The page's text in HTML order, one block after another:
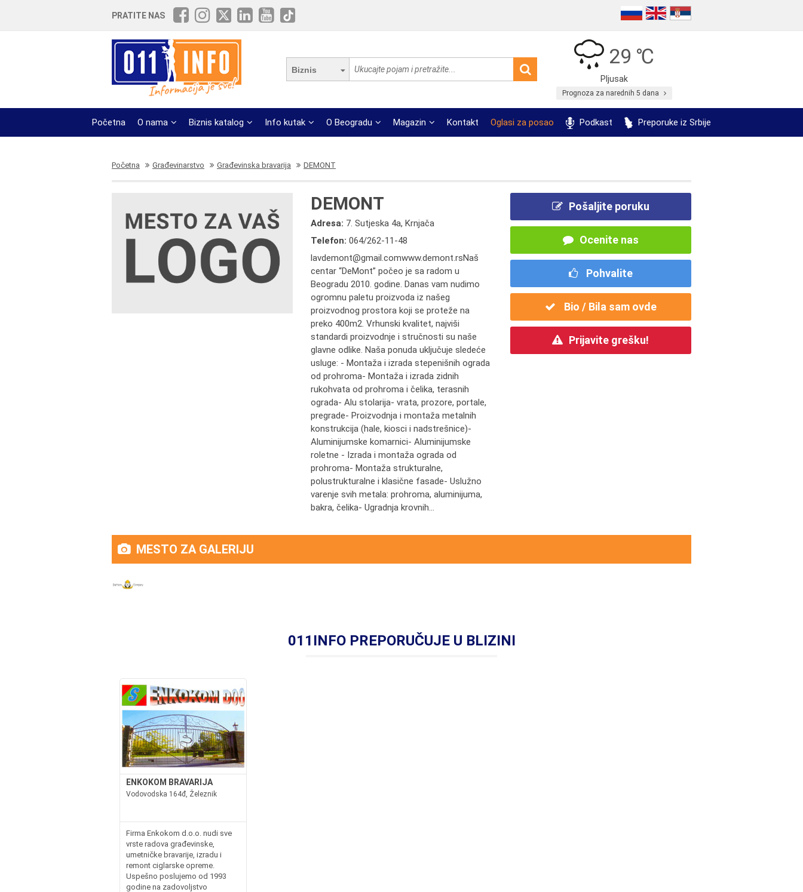
PRATITE NAS
Biznis
29 ℃
Pljusak
Prognoza za narednih 5 dana
Početna O nama Biznis katalog Info kutak O Beogradu Magazin Kontakt Oglasi za posao Podkast Preporuke iz Srbije
Početna Građevinarstvo Građevinska bravarija DEMONT
DEMONT
Adresa: 7. Sutjeska 4a, Krnjača
Telefon:064/262-11-48
lavdemont@gmail.comwww.demont.rsNaš
centar “DeMont” počeo je sa radom u
Beogradu 2010. godine. Danas vam nudimo
ogromnu paletu proizvoda iz našeg
proizvodnog prostora koji se proteže na
preko 400m2. Vrhunski kvalitet, najviši
standardi proizvodnje i stručnosti su naše
glavne odlike. Naša ponuda uključuje sledeće
usluge: - Montaža i izrada stepenišnih ograda
od prohroma- Montaža i izrada zidnih
rukohvata od prohroma i čelika, terasnih
ograda- Alu stolarija- vrata, prozore, portale,
pregrade- Proizvodnja i montaža metalnih
konstrukcija (hale, kiosci i nadstrešnice)-
Aluminijumske komarnici- Aluminijumske
roletne - Izrada i montaža ograda od
prohroma- Montaža strukturalne,
polustrukturalne i klasične fasade- Uslužno
varenje svih metala: prohroma, aluminijuma,
bakra, čelika- Ugradnja krovnih...
Pošaljite poruku
Ocenite nas
Pohvalite
Bio / Bila sam ovde
Prijavite grešku!
MESTO ZA GALERIJU
011INFO PREPORUČUJE U BLIZINI
ENKOKOM BRAVARIJA
Vodovodska 164đ, Železnik
Firma Enkokom d.o.o. nudi sve
vrste radova građevinske,
umetničke bravarije, izradu i
remont ciglarske opreme.
Uspešno poslujemo od 1993
godine na zadovoljstvo